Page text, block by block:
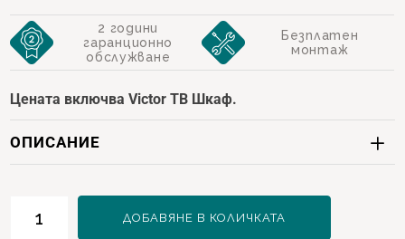
2 години
гаранционно
обслужване
Безплатен
монтаж
Цената включва Victor ТВ Шкаф.
ОПИСАНИЕ
ДОБАВЯНЕ В КОЛИЧКАТА